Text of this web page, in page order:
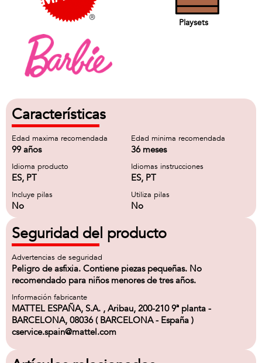
Playsets
Características
Edad maxima recomendada
99 años
Edad minima recomendada
36 meses
Idioma producto
ES, PT
Idiomas instrucciones
ES, PT
Incluye pilas
No
Utiliza pilas
No
Seguridad del producto
Advertencias de seguridad
Peligro de asfixia. Contiene piezas pequeñas. No
recomendado para niños menores de tres años.
Información fabricante
MATTEL ESPAÑA, S.A. , Aribau, 200-210 9ª planta -
BARCELONA, 08036 ( BARCELONA - España )
cservice.spain@mattel.com